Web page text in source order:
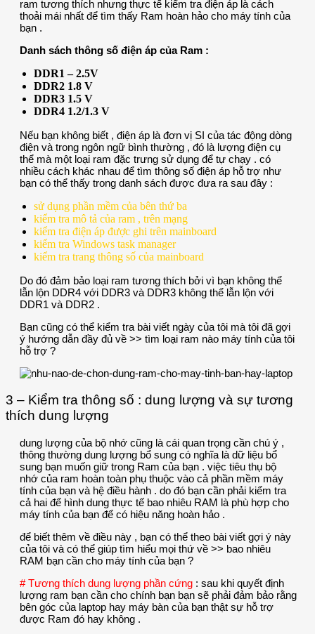
ram tương thích nhưng thực tế kiểm tra điện áp là cách
thoải mái nhất để tìm thấy Ram hoàn hảo cho máy tính của
bạn .
Danh sách thông số điện áp của Ram :
DDR1 – 2.5V
DDR2 1.8 V
DDR3 1.5 V
DDR4 1.2/1.3 V
Nếu bạn không biết , điện áp là đơn vị SI của tác động dòng
điện và trong ngôn ngữ bình thường , đó là lượng điện cụ
thể mà một loại ram đặc trưng sử dụng để tự chạy . có
nhiều cách khác nhau để tìm thông số điện áp hỗ trợ như
bạn có thể thấy trong danh sách được đưa ra sau đây :
sử dụng phần mềm của bên thứ ba
kiểm tra mô tả của ram , trên mạng
kiểm tra điện áp được ghi trên mainboard
kiểm tra Windows task manager
kiểm tra trang thông số của mainboard
Do đó đảm bảo loại ram tương thích bởi vì bạn không thể
lẫn lộn DDR4 với DDR3 và DDR3 không thể lẫn lộn với
DDR1 và DDR2 .
Bạn cũng có thể kiểm tra bài viết ngày của tôi mà tôi đã gợi
ý hướng dẫn đầy đủ về >> tìm loại ram nào máy tính của tôi
hỗ trợ ?
3 – Kiểm tra thông số : dung lượng và sự tương
thích dung lượng
dung lượng của bộ nhớ cũng là cái quan trọng cần chú ý ,
thông thường dung lượng bổ sung có nghĩa là dữ liệu bổ
sung bạn muốn giữ trong Ram của bạn . việc tiêu thụ bộ
nhớ của ram hoàn toàn phụ thuộc vào cả phần mềm máy
tính của bạn và hệ điều hành . do đó bạn cần phải kiểm tra
cả hai để hình dung thực tế bao nhiêu RAM là phù hợp cho
máy tính của bạn để có hiệu năng hoàn hảo .
để biết thêm về điều này , bạn có thể theo bài viết gợi ý này
của tôi và có thể giúp tìm hiểu mọi thứ về >> bao nhiêu
RAM bạn cần cho máy tính của bạn ?
# Tương thích dung lượng phần cứng : sau khi quyết định
lượng ram bạn cần cho chính bạn bạn sẽ phải đảm bảo rằng
bên góc của laptop hay máy bàn của bạn thật sự hỗ trợ
được Ram đó hay không .